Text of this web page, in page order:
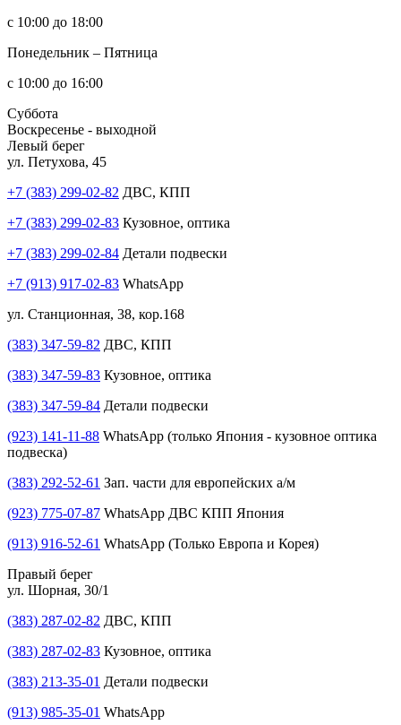
с 10:00 до 18:00
Понедельник – Пятница
с 10:00 до 16:00
Суббота
Воскресенье - выходной
Левый берег
ул. Петухова, 45
+7 (383) 299-02-82 ДВС, КПП
+7 (383) 299-02-83 Кузовное, оптика
+7 (383) 299-02-84 Детали подвески
+7 (913) 917-02-83 WhatsApp
ул. Станционная, 38, кор.168
(383) 347-59-82 ДВС, КПП
(383) 347-59-83 Кузовное, оптика
(383) 347-59-84 Детали подвески
(923) 141-11-88 WhatsApp (только Япония - кузовное оптика
подвеска)
(383) 292-52-61 Зап. части для европейских а/м
(923) 775-07-87 WhatsApp ДВС КПП Япония
(913) 916-52-61 WhatsApp (Только Европа и Корея)
Правый берег
ул. Шорная, 30/1
(383) 287-02-82 ДВС, КПП
(383) 287-02-83 Кузовное, оптика
(383) 213-35-01 Детали подвески
(913) 985-35-01 WhatsApp